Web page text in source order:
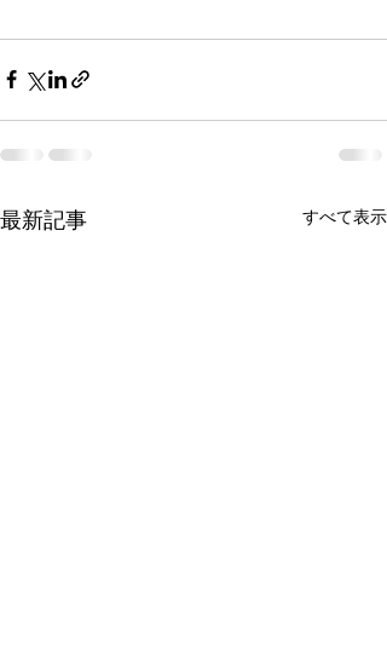
最新記事 すべて表示